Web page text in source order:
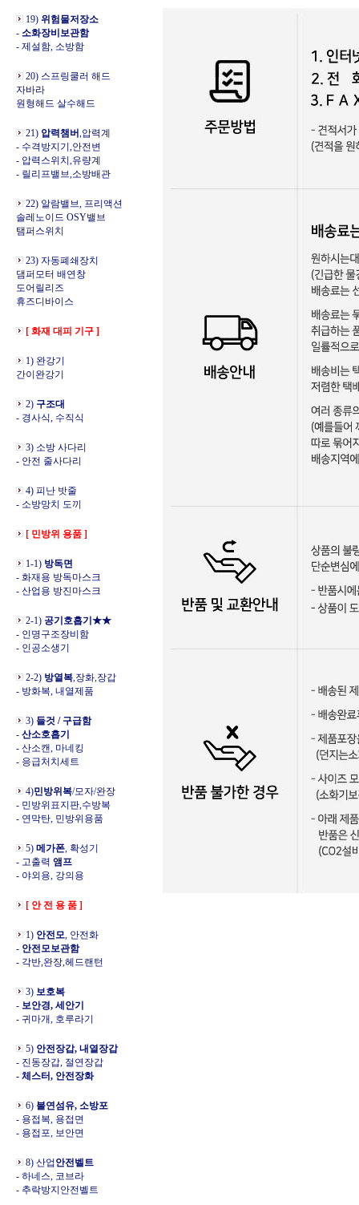
19) 위험물저장소
- 소화장비보관함
- 제설함, 소방함
20) 스프링쿨러 해드
자바라
원형해드 살수해드
21) 압력챔버,압력계
- 수격방지기,안전변
- 압력스위치,유량계
- 릴리프밸브,소방배관
22) 알람밸브, 프리액션
솔레노이드 OSY밸브
탬퍼스위치
23) 자동폐쇄장치
댐퍼모터 배연창
도어릴리즈
휴즈디바이스
[ 화재 대피 기구 ]
1) 완강기
간이완강기
2) 구조대
- 경사식, 수직식
3) 소방 사다리
- 안전 줄사다리
4) 피난 밧줄
- 소방망치 도끼
[ 민방위 용품 ]
1-1) 방독면
- 화재용 방독마스크
- 산업용 방진마스크
2-1) 공기호흡기★★
- 인명구조장비함
- 인공소생기
2-2) 방열복,장화,장갑
- 방화복, 내열제품
3) 들것 / 구급함
- 산소호흡기
- 산소캔, 마네킹
- 응급처치세트
4)민방위복/모자/완장
- 민방위표지판,수방복
- 연막탄, 민방위용품
5) 메가폰, 확성기
- 고출력 앰프
- 야외용, 강의용
[ 안 전 용 품 ]
1) 안전모, 안전화
- 안전모보관함
- 각반,완장,헤드랜턴
3) 보호복
- 보안경, 세안기
- 귀마개, 호루라기
5) 안전장갑, 내열장갑
- 진동장갑, 절연장갑
- 체스터, 안전장화
6) 불연섬유, 소방포
- 용접복, 용접면
- 용접포, 보안면
8) 산업 안전벨트
- 하네스, 코브라
- 추락방지안전벨트